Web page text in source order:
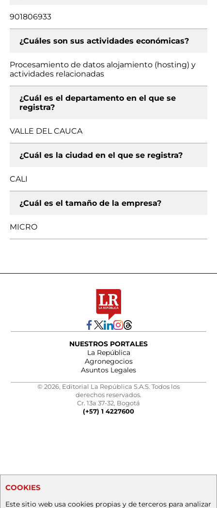
901806933
¿Cuáles son sus actividades económicas?
Procesamiento de datos alojamiento (hosting) y
actividades relacionadas
¿Cuál es el departamento en el que se
registra?
VALLE DEL CAUCA
¿Cuál es la ciudad en el que se registra?
CALI
¿Cuál es el tamaño de la empresa?
MICRO
NUESTROS PORTALES
La República
Agronegocios
Asuntos Legales
© 2026, Editorial La República S.A.S. Todos los
derechos reservados.
Cr. 13a 37-32, Bogotá
(+57) 1 4227600
COOKIES
Este sitio web usa cookies propias y de terceros para analizar